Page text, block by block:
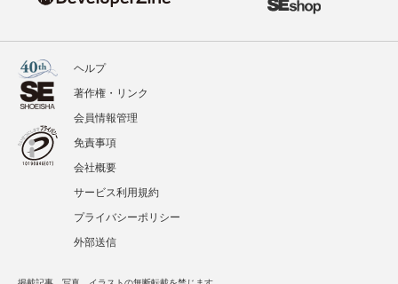
ヘルプ
著作権・リンク
会員情報管理
免責事項
会社概要
サービス利用規約
プライバシーポリシー
外部送信